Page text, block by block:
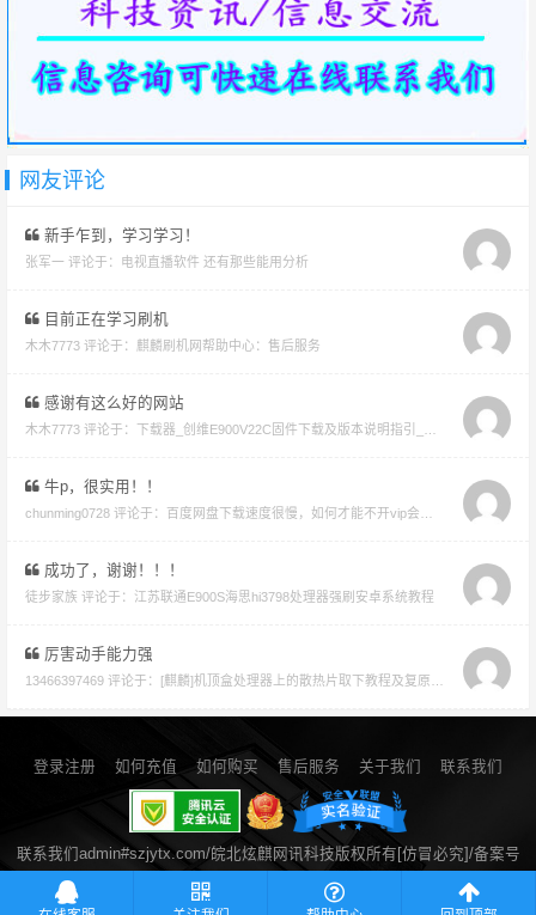
网友评论
新手乍到，学习学习！
张军一 评论于： 电视直播软件 还有那些能用分析
目前正在学习刷机
木木7773 评论于： 麒麟刷机网帮助中心：售后服务
感谢有这么好的网站
木木7773 评论于： 下载器_创维E900V22C固件下载及版本说明指引_看好在下载避免刷成砖
牛p，很实用！！
chunming0728 评论于： 百度网盘下载速度很慢，如何才能不开vip会员就能享受高速下载的教程
成功了，谢谢！！！
徒步家族 评论于： 江苏联通E900S海思hi3798处理器强刷安卓系统教程
厉害动手能力强
13466397469 评论于： [麒麟]机顶盒处理器上的散热片取下教程及复原教程
登录注册 如何充值 如何购买 售后服务 关于我们 联系我们
联系我们admin#szjytx.com/皖北炫麒网讯科技版权所有[仿冒必究]/备案号
皖ICP备14021258号-2/ 公安备案号34060002050052 流量统计